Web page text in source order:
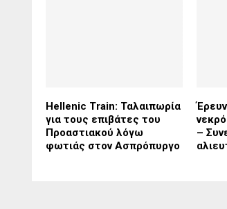
Hellenic Train: Ταλαιπωρία
για τους επιβάτες του
Προαστιακού λόγω
φωτιάς στον Ασπρόπυργο
–